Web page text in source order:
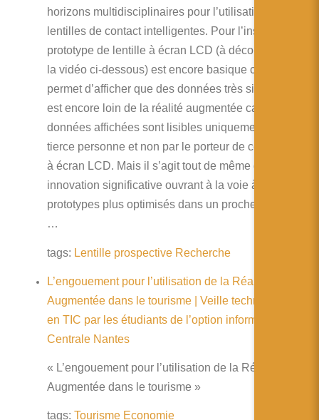
horizons multidisciplinaires pour l’utilisation des
lentilles de contact intelligentes. Pour l’instant, ce
prototype de lentille à écran LCD (à découvrir dans
la vidéo ci-dessous) est encore basique car il ne
permet d’afficher que des données très simples. On
est encore loin de la réalité augmentée car les
données affichées sont lisibles uniquement par une
tierce personne et non par le porteur de ces lentilles
à écran LCD. Mais il s’agit tout de même d’une
innovation significative ouvrant à la voie à d’autres
prototypes plus optimisés dans un proche avenir !
…
tags: Lentille prospective Recherche
L’engouement pour l’utilisation de la Réalité
Augmentée dans le tourisme | Veille technologique
en TIC par les étudiants de l’option informatique à
Centrale Nantes
« L’engouement pour l’utilisation de la Réalité
Augmentée dans le tourisme »
tags: Tourisme Economie